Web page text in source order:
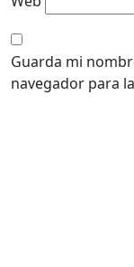
Guarda mi
navegador para